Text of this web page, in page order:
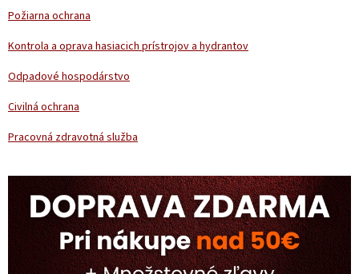
Požiarna ochrana
Kontrola a oprava hasiacich prístrojov a hydrantov
Odpadové hospodárstvo
Civilná ochrana
Pracovná zdravotná služba